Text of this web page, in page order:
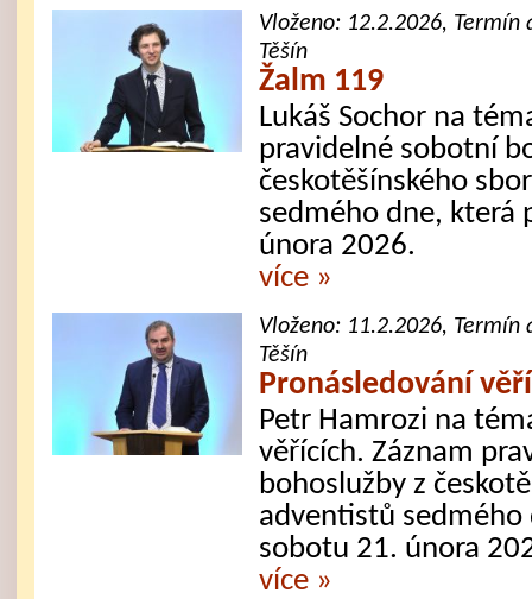
Vloženo: 12.2.2026, Termín
Těšín
Žalm 119
Lukáš Sochor na
pravidelné sobotní
českotěšínského
sedmého dne, která
února 2026.
více »
Vloženo: 11.2.2026, Termín
Těšín
Pronásledování
Petr Hamrozi na
věřících. Záznam
bohoslužby z
adventistů
sobotu 21. února
více »